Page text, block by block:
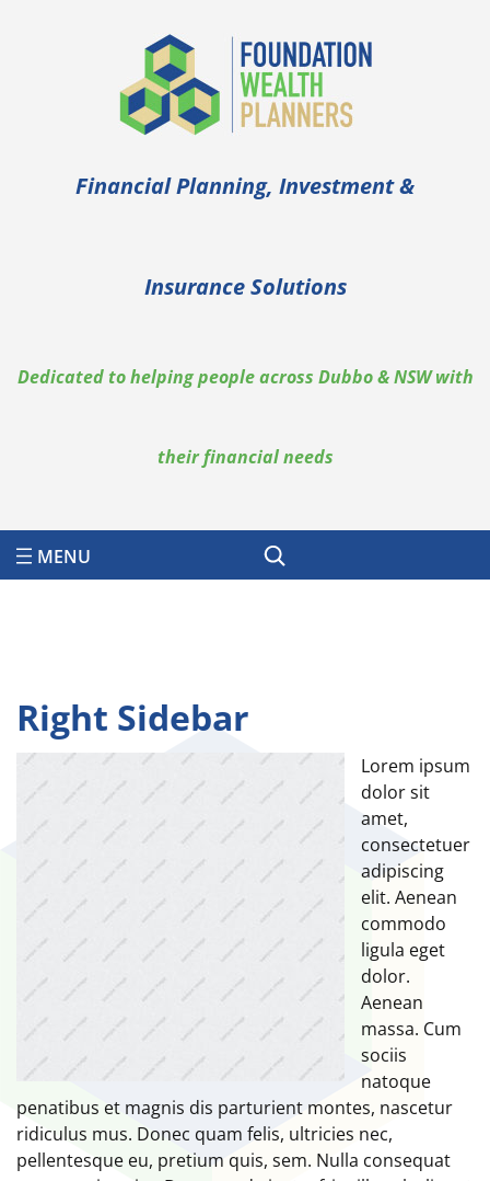
Financial Planning, Investment &
Insurance Solutions
Dedicated to helping people across Dubbo & NSW with
their financial needs
Search
Right Sidebar
Lorem ipsum
dolor sit
amet,
consectetuer
adipiscing
elit. Aenean
commodo
ligula eget
dolor.
Aenean
massa. Cum
sociis
natoque
penatibus et magnis dis parturient montes, nascetur
ridiculus mus. Donec quam felis, ultricies nec,
pellentesque eu, pretium quis, sem. Nulla consequat